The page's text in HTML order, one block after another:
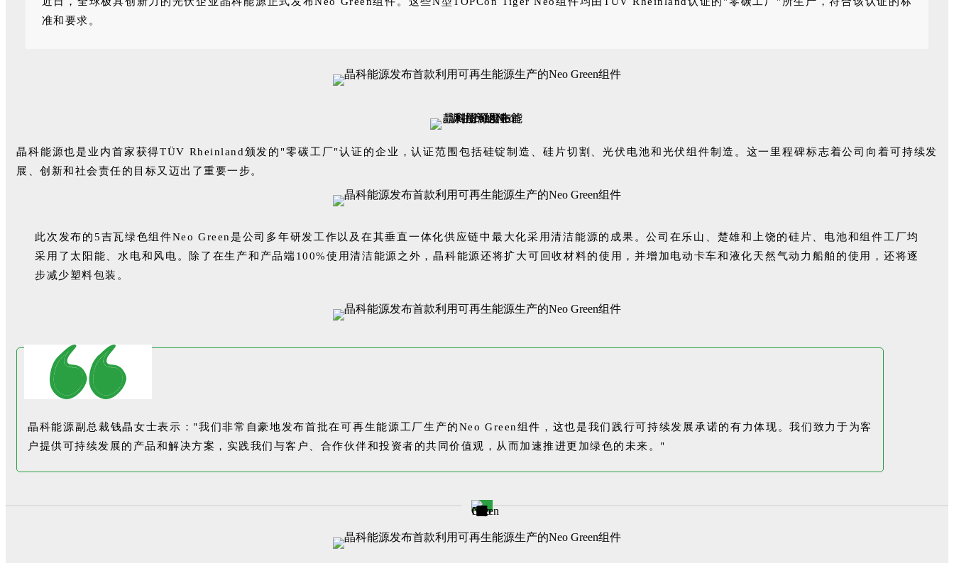
准和要求。
晶科能源也是业内首家获得TÜV Rheinland颁发的"零碳工厂"认证的企业，认证范围包括硅锭制造、硅片切割、光伏电池和光伏组件制造。这一里程碑标志着公司向着可持续发
展、创新和社会责任的目标又迈出了重要一步。
此次发布的5吉瓦绿色组件Neo Green是公司多年研发工作以及在其垂直一体化供应链中最大化采用清洁能源的成果。公司在乐山、楚雄和上饶的硅片、电池和组件工厂均
采用了太阳能、水电和风电。除了在生产和产品端100%使用清洁能源之外，晶科能源还将扩大可回收材料的使用，并增加电动卡车和液化天然气动力船舶的使用，还将逐
步减少塑料包装。
晶科能源副总裁钱晶女士表示："我们非常自豪地发布首批在可再生能源工厂生产的Neo Green组件，这也是我们践行可持续发展承诺的有力体现。我们致力于为客
户提供可持续发展的产品和解决方案，实践我们与客户、合作伙伴和投资者的共同价值观，从而加速推进更加绿色的未来。"